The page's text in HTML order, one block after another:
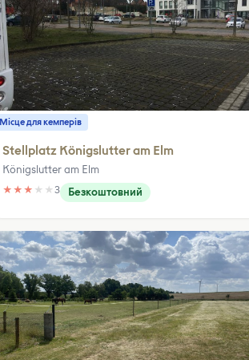
Місце для кемперів
Stellplatz Königslutter am Elm
Königslutter am Elm
★ ★ ★ ★ ★3 Безкоштовний